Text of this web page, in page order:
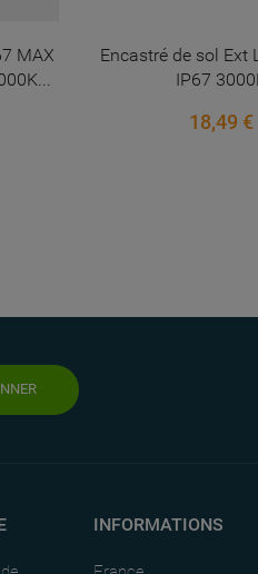
MAX
Encastré de sol Ext
IP67
18,49 €
INFORMATIONS